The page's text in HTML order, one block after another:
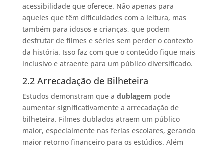
acessibilidade que oferece. Não apenas para
aqueles que têm dificuldades com a leitura, mas
também para idosos e crianças, que podem
desfrutar de filmes e séries sem perder o contexto
da história. Isso faz com que o conteúdo fique mais
inclusivo e atraente para um público diversificado.
2.2 Arrecadação de Bilheteira
Estudos demonstram que a dublagem pode
aumentar significativamente a arrecadação de
bilheteira. Filmes dublados atraem um público
maior, especialmente nas ferias escolares, gerando
maior retorno financeiro para os estúdios. Além